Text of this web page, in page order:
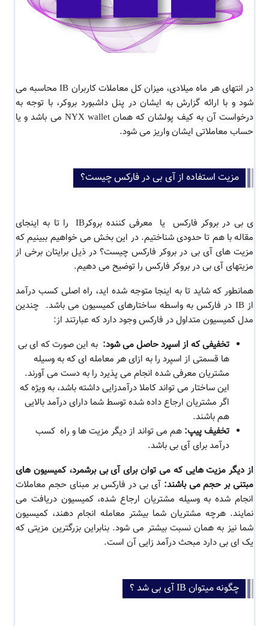
در انتهای هر ماه میلادی، میزان کل معاملات کاربران IB محاسبه می
شود و با ارائه گزارش به ایشان در پنل داشبورد بروکر، با توجه به
درخواست آن به کیف پولشان که همان NYX wallet می باشد و یا
حساب معاملاتی ایشان واریز می شود.
مزیت استفاده از آی بی در فارکس چیست؟
ی بی در بروکر فارکس
یا معرفی کننده بروکرIB را تا به اینجای
مقاله با هم تا حدودی شناختیم. در این بخش می خواهیم ببینیم که
مزیت هایآی بی در بروکر فارکس چیست؟ در ذیل برایتان برخی از
مزیتهایآی بی در بروکر فارکس را توضیح می دهیم.
همانطور که شاید تا به اینجا متوجه شده اید، راه اصلی کسب درآمد
از IB در فارکس به واسطه ساختارهای کمیسیون می باشد. چندین
مدل کمیسیون متداول در فارکس وجود دارد که عبارتند از:
تخفیفی که از اسپرد حاصل می شود: به این صورت که ای بی
ها قسمتی از اسپرد را به ازای هر معامله ای که به وسیله
مشتریان معرفی شده انجام می پذیرد را به دست می آورند.
این ساختار می تواند کاملا درآمدزایی داشته باشد، به ویژه که
اگر مشتریان ارجاع داده شده توسط شما دارای درآمد بالایی
هم باشند.
تخفیف پیپ: هم می تواند از دیگر مزیت ها و راه کسب
درآمد برای آی بی باشد.
از دیگر مزیت هایی که می توان برای آی بی برشمرد، کمیسیون های
مبتنی بر حجم می باشند: آی بی در فارکس بر مبنای حجم معاملات
انجام شده به وسیله مشتریان ارجاع شده، کمیسیون دریافت می
نمایند. هرچه مشتریان شما بیشتر معامله انجام دهند، کمیسیون
شما نیز به همان نسبت بیشتر می شود. بنابراین بزرگترین مزیتی که
یک ای بی دارد مبحث درآمد زایی آن است.
چگونه میتوان IB آی بی شد ؟